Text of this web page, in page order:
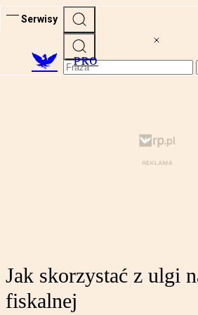
Serwisy
PRO
Jak skorzystać z ulgi
fiskalnej